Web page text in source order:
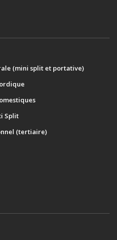
(mini split et portative)
Split
(tertiaire)